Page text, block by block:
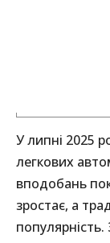
У липні 2025
легкових
вподобань
зростає, а